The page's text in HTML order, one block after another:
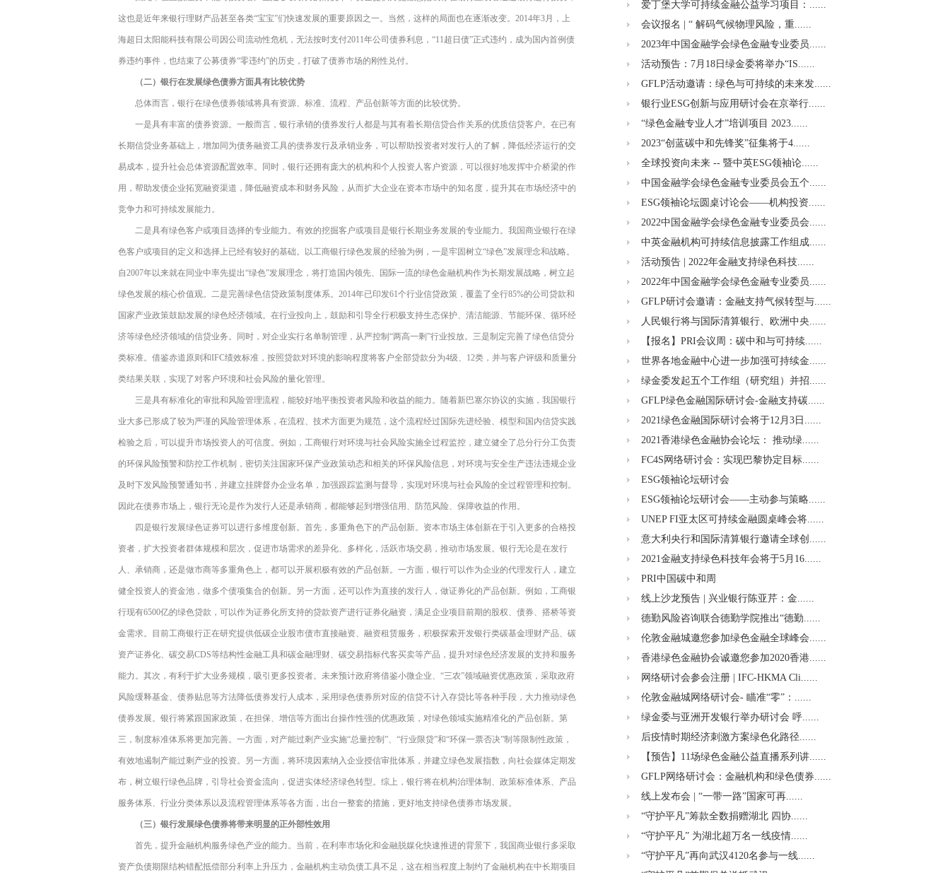
这也是近年来银行理财产品甚至各类“宝宝”们快速发展的重要原因之一。当然，这样的局面也在逐渐改变。2014年3月，上
海超日太阳能科技有限公司因公司流动性危机，无法按时支付2011年公司债券利息，“11超日债”正式违约，成为国内首例债
券违约事件，也结束了公募债券“零违约”的历史，打破了债券市场的刚性兑付。
（二）银行在发展绿色债券方面具有比较优势
总体而言，银行在绿色债券领域将具有资源、标准、流程、产品创新等方面的比较优势。
一是具有丰富的债券资源。一般而言，银行承销的债券发行人都是与其有着长期信贷合作关系的优质信贷客户。在已有
长期信贷业务基础上，增加同为债务融资工具的债券发行及承销业务，可以帮助投资者对发行人的了解，降低经济运行的交
易成本，提升社会总体资源配置效率。同时，银行还拥有庞大的机构和个人投资人客户资源，可以很好地发挥中介桥梁的作
用，帮助发债企业拓宽融资渠道，降低融资成本和财务风险，从而扩大企业在资本市场中的知名度，提升其在市场经济中的
竞争力和可持续发展能力。
二是具有绿色客户或项目选择的专业能力。有效的挖掘客户或项目是银行长期业务发展的专业能力。我国商业银行在绿
色客户或项目的定义和选择上已经有较好的基础。以工商银行绿色发展的经验为例，一是牢固树立“绿色”发展理念和战略。
自2007年以来就在同业中率先提出“绿色”发展理念，将打造国内领先、国际一流的绿色金融机构作为长期发展战略，树立起
绿色发展的核心价值观。二是完善绿色信贷政策制度体系。2014年已印发61个行业信贷政策，覆盖了全行85%的公司贷款和
国家产业政策鼓励发展的绿色经济领域。在行业投向上，鼓励和引导全行积极支持生态保护、清洁能源、节能环保、循环经
济等绿色经济领域的信贷业务。同时，对企业实行名单制管理，从严控制“两高一剩”行业投放。三是制定完善了绿色信贷分
类标准。借鉴赤道原则和IFC绩效标准，按照贷款对环境的影响程度将客户全部贷款分为4级、12类，并与客户评级和质量分
类结果关联，实现了对客户环境和社会风险的量化管理。
三是具有标准化的审批和风险管理流程，能较好地平衡投资者风险和收益的能力。随着新巴塞尔协议的实施，我国银行
业大多已形成了较为严谨的风险管理体系，在流程、技术方面更为规范，这个流程经过国际先进经验、模型和国内信贷实践
检验之后，可以提升市场投资人的可信度。例如，工商银行对环境与社会风险实施全过程监控，建立健全了总分行分工负责
的环保风险预警和防控工作机制，密切关注国家环保产业政策动态和相关的环保风险信息，对环境与安全生产违法违规企业
及时下发风险预警通知书，并建立挂牌督办企业名单，加强跟踪监测与督导，实现对环境与社会风险的全过程管理和控制。
因此在债券市场上，银行无论是作为发行人还是承销商，都能够起到增强信用、防范风险、保障收益的作用。
四是银行发展绿色证券可以进行多维度创新。首先，多重角色下的产品创新。资本市场主体创新在于引入更多的合格投
资者，扩大投资者群体规模和层次，促进市场需求的差异化、多样化，活跃市场交易，推动市场发展。银行无论是在发行
人、承销商，还是做市商等多重角色上，都可以开展积极有效的产品创新。一方面，银行可以作为企业的代理发行人，建立
健全投资人的资金池，做多个债项集合的创新。另一方面，还可以作为直接的发行人，做证券化的产品创新。例如，工商银
行现有6500亿的绿色贷款，可以作为证券化所支持的贷款资产进行证券化融资，满足企业项目前期的股权、债券、搭桥等资
金需求。目前工商银行正在研究提供低碳企业股市债市直接融资、融资租赁服务，积极探索开发银行类碳基金理财产品、碳
资产证券化、碳交易CDS等结构性金融工具和碳金融理财、碳交易指标代客买卖等产品，提升对绿色经济发展的支持和服务
能力。其次，有利于扩大业务规模，吸引更多投资者。未来预计政府将借鉴小微企业、“三农”领域融资优惠政策，采取政府
风险缓释基金、债券贴息等方法降低债券发行人成本，采用绿色债券所对应的信贷不计入存贷比等各种手段，大力推动绿色
债券发展。银行将紧跟国家政策，在担保、增信等方面出台操作性强的优惠政策，对绿色领域实施精准化的产品创新。第
三，制度标准体系将更加完善。一方面，对产能过剩产业实施“总量控制”、“行业限贷”和“环保一票否决”制等限制性政策，
有效地遏制产能过剩产业的投资。另一方面，将环境因素纳入企业授信审批体系，并建立绿色发展指数，向社会媒体定期发
布，树立银行绿色品牌，引导社会资金流向，促进实体经济绿色转型。综上，银行将在机构治理体制、政策标准体系、产品
服务体系、行业分类体系以及流程管理体系等各方面，出台一整套的措施，更好地支持绿色债券市场发展。
（三）银行发展绿色债券将带来明显的正外部性效用
首先，提升金融机构服务绿色产业的能力。当前，在利率市场化和金融脱媒化快速推进的背景下，我国商业银行多采取
资产负债期限结构错配抵偿部分利率上升压力，金融机构主动负债工具不足，这在相当程度上制约了金融机构在中长期项目
爱丁堡大学可持续金融公益学习项目：......
会议报名 | “ 解码气候物理风险，重......
2023年中国金融学会绿色金融专业委员......
活动预告：7月18日绿金委将举办“IS......
GFLP活动邀请：绿色与可持续的未来发......
银行业ESG创新与应用研讨会在京举行......
“绿色金融专业人才”培训项目 2023......
2023“创蓝碳中和先锋奖”征集将于4......
全球投资向未来 -- 暨中英ESG领袖论......
中国金融学会绿色金融专业委员会五个......
ESG领袖论坛圆桌讨论会——机构投资......
2022中国金融学会绿色金融专业委员会......
中英金融机构可持续信息披露工作组成......
活动预告 | 2022年金融支持绿色科技......
2022年中国金融学会绿色金融专业委员......
GFLP研讨会邀请：金融支持气候转型与......
人民银行将与国际清算银行、欧洲中央......
【报名】PRI会议周：碳中和与可持续......
世界各地金融中心进一步加强可持续金......
绿金委发起五个工作组（研究组）并招......
GFLP绿色金融国际研讨会-金融支持碳......
2021绿色金融国际研讨会将于12月3日......
2021香港绿色金融协会论坛： 推动绿......
​FC4S网络研讨会：实现巴黎协定目标......
ESG领袖论坛研讨会
ESG领袖论坛研讨会——主动参与策略......
UNEP FI亚太区可持续金融圆桌峰会将......
意大利央行和国际清算银行邀请全球创......
2021金融支持绿色科技年会将于5月16......
PRI中国碳中和周
线上沙龙预告 | 兴业银行陈亚芹：金......
德勤风险咨询联合德勤学院推出“德勤......
伦敦金融城邀您参加绿色金融全球峰会......
香港绿色金融协会诚邀您参加2020香港......
网络研讨会参会注册 | IFC-HKMA Cli......
伦敦金融城网络研讨会- 瞄准“零”：......
绿金委与亚洲开发银行举办研讨会 呼......
后疫情时期经济刺激方案绿色化路径......
【预告】11场绿色金融公益直播系列讲......
GFLP网络研讨会：金融机构和绿色债券......
线上发布会 | “一带一路”国家可再......
“守护平凡”筹款全数捐赠湖北 四协......
“守护平凡” 为湖北超万名一线疫情......
“守护平凡”再向武汉4120名参与一线......